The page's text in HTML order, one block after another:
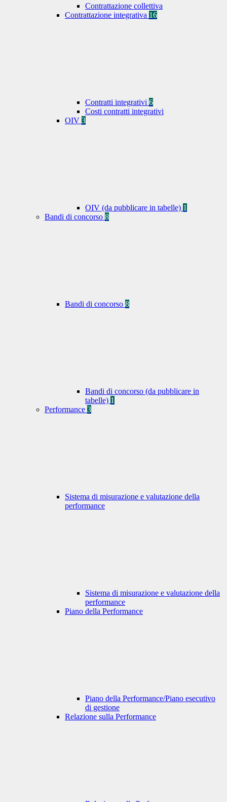
Contrattazione collettiva
Contrattazione integrativa 16
Contratti integrativi 6
Costi contratti integrativi
OIV 3
OIV (da pubblicare in tabelle) 1
Bandi di concorso 8
Bandi di concorso 8
Bandi di concorso (da pubblicare in
tabelle) 1
Performance 3
Sistema di misurazione e valutazione della
performance
Sistema di misurazione e valutazione della
performance
Piano della Performance
Piano della Performance/Piano esecutivo
di gestione
Relazione sulla Performance